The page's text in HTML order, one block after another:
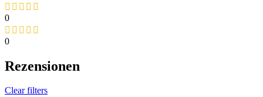
0
0
Rezensionen
Clear filters